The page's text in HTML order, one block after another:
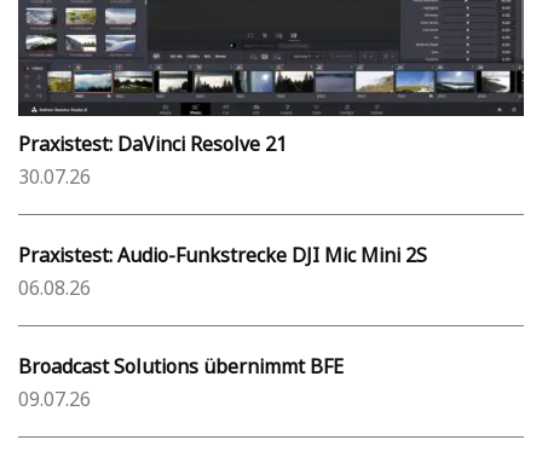
Praxistest: DaVinci Resolve 21
30.07.26
Praxistest: Audio-Funkstrecke DJI Mic Mini 2S
06.08.26
Broadcast Solutions übernimmt BFE
09.07.26